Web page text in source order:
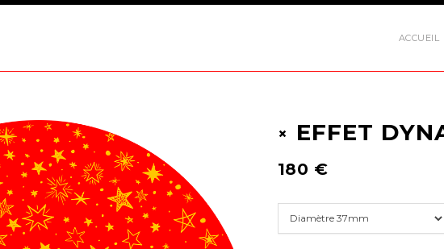
ACCUEIL
EFFET
180 €